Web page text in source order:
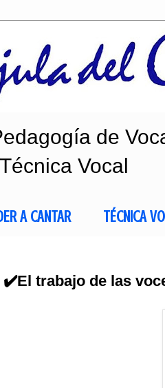
de
Vocal
A CANTAR TÉCNICA
✔️El trabajo de las